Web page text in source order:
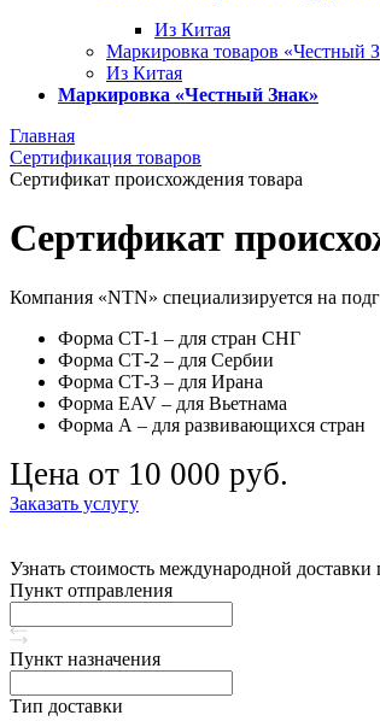
Из Китая
Маркировка товаров «Честный
Из Китая
Маркировка «Честный Знак»
Главная
Сертификация товаров
Сертификат происхождения товара
Сертификат
Компания «NTN» специализируется на
Форма СТ-1 – для стран СНГ
Форма СТ-2 – для Сербии
Форма СТ-3 – для Ирана
Форма EAV – для Вьетнама
Форма А – для развивающихся стран
Цена от 10 000 руб.
Заказать услугу
Узнать стоимость международной доставки
Пункт отправления
Пункт назначения
Тип доставки